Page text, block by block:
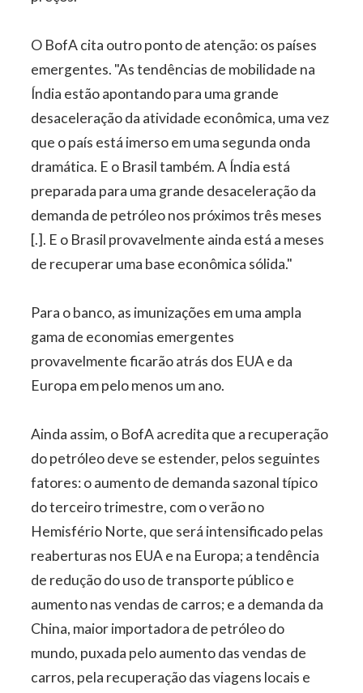
O BofA cita outro ponto de atenção: os países
emergentes. "As tendências de mobilidade na
Índia estão apontando para uma grande
desaceleração da atividade econômica, uma vez
que o país está imerso em uma segunda onda
dramática. E o Brasil também. A Índia está
preparada para uma grande desaceleração da
demanda de petróleo nos próximos três meses
[.]. E o Brasil provavelmente ainda está a meses
de recuperar uma base econômica sólida."
Para o banco, as imunizações em uma ampla
gama de economias emergentes
provavelmente ficarão atrás dos EUA e da
Europa em pelo menos um ano.
Ainda assim, o BofA acredita que a recuperação
do petróleo deve se estender, pelos seguintes
fatores: o aumento de demanda sazonal típico
do terceiro trimestre, com o verão no
Hemisfério Norte, que será intensificado pelas
reaberturas nos EUA e na Europa; a tendência
de redução do uso de transporte público e
aumento nas vendas de carros; e a demanda da
China, maior importadora de petróleo do
mundo, puxada pelo aumento das vendas de
carros, pela recuperação das viagens locais e